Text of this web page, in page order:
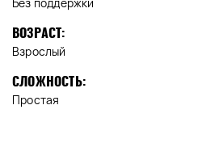
ВОЗРАСТ:
Взрослый
СЛОЖНОСТЬ:
Простая